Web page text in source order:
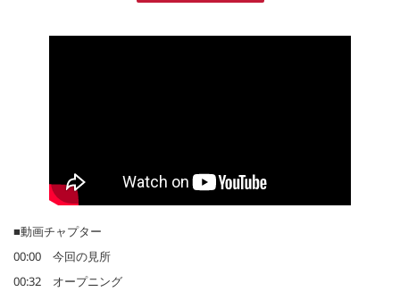
■動画チャプター
00:00 今回の見所
00:32 オープニング